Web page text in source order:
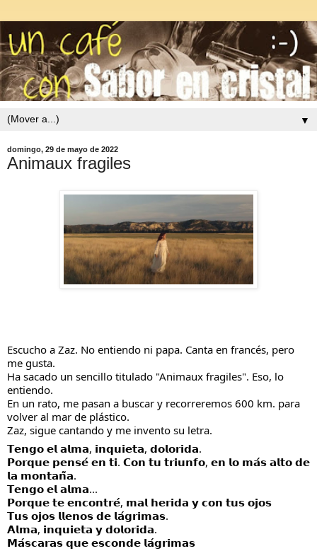
▼
domingo, 29 de mayo de 2022
Animaux fragiles
Escucho a Zaz. No entiendo ni papa. Canta en francés, pero
me gusta.
Ha sacado un sencillo titulado "Animaux fragiles". Eso, lo
entiendo.
En un rato, me pasan a buscar y recorreremos 600 km. para
volver al mar de plástico.
Zaz, sigue cantando y me invento su letra.
𝗧𝗲𝗻𝗴𝗼 𝗲𝗹 𝗮𝗹𝗺𝗮, 𝗶𝗻𝗾𝘂𝗶𝗲𝘁𝗮, 𝗱𝗼𝗹𝗼𝗿𝗶𝗱𝗮.
𝗣𝗼𝗿𝗾𝘂𝗲 𝗽𝗲𝗻𝘀𝗲́ 𝗲𝗻 𝘁𝗶. 𝗖𝗼𝗻 𝘁𝘂 𝘁𝗿𝗶𝘂𝗻𝗳𝗼, 𝗲𝗻 𝗹𝗼 𝗺𝗮́𝘀 𝗮𝗹𝘁𝗼 𝗱𝗲
𝗹𝗮 𝗺𝗼𝗻𝘁𝗮𝗻̃𝗮.
𝗧𝗲𝗻𝗴𝗼 𝗲𝗹 𝗮𝗹𝗺𝗮...
𝗣𝗼𝗿𝗾𝘂𝗲 𝘁𝗲 𝗲𝗻𝗰𝗼𝗻𝘁𝗿𝗲́, 𝗺𝗮𝗹 𝗵𝗲𝗿𝗶𝗱𝗮 𝘆 𝗰𝗼𝗻 𝘁𝘂𝘀 𝗼𝗷𝗼𝘀
𝗧𝘂𝘀 𝗼𝗷𝗼𝘀 𝗹𝗹𝗲𝗻𝗼𝘀 𝗱𝗲 𝗹𝗮́𝗴𝗿𝗶𝗺𝗮𝘀.
𝗔𝗹𝗺𝗮, 𝗶𝗻𝗾𝘂𝗶𝗲𝘁𝗮 𝘆 𝗱𝗼𝗹𝗼𝗿𝗶𝗱𝗮.
𝗠𝗮́𝘀𝗰𝗮𝗿𝗮𝘀 𝗾𝘂𝗲 𝗲𝘀𝗰𝗼𝗻𝗱𝗲 𝗹𝗮́𝗴𝗿𝗶𝗺𝗮𝘀